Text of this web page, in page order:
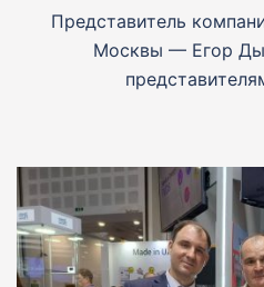
Представитель
Москвы — Егор